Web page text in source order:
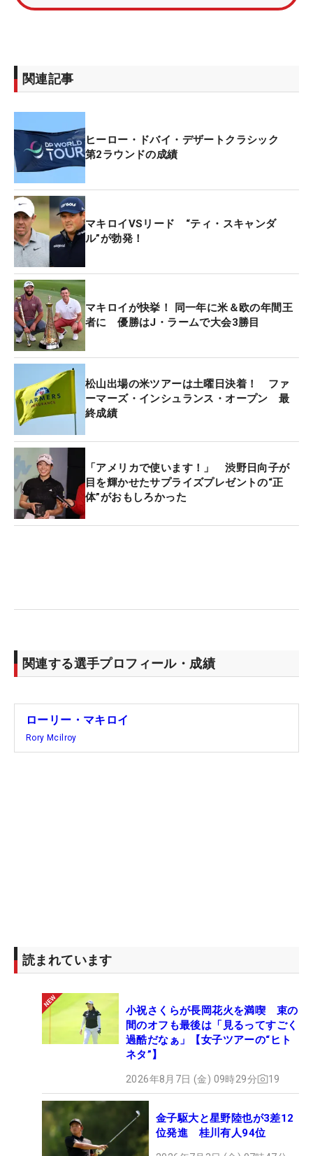
るはずだった現地時間の29日（日曜日）に第3ラウ
予選ラウンドを終えて、トータル10アンダーでトッ
プに並んだのは、リチャード・ブランド（イングラ
ケル・トルビョンセン（米国）の3人。1打差のトー
タル9アンダーでアドリ・アルナウス（スペイ
ン）、コナー・サイム（スコットランド）、マルク
ス・カインハルト（スウェーデン）が続く。今年初
戦を迎えたローリー・マキロイ（北アイルランド）
は、パトリック・リード（米国）らと並んでトップ
と2打差のトータル8アンダー・7位タイの好位置で
決勝ラウンドに進む。
日本勢で唯一出場していた川村昌弘はカットライン
に1打届かず、トータル1アンダーで予選落ちを喫し
た。
関連記事
ヒーロー・ドバイ・デザートクラシック
第2ラウンドの成績
マキロイVSリード “ティ・スキャンダ
ル”が勃発！
マキロイが快挙！ 同一年に米＆欧の年間王
者に 優勝はJ・ラームで大会3勝目
松山出場の米ツアーは土曜日決着！ ファ
ーマーズ・インシュランス・オープン 最
終成績
「アメリカで使います！」 渋野日向子が
目を輝かせたサプライズプレゼントの“正
体”がおもしろかった
関連する選手プロフィール・成績
ローリー・マキロイ
Rory Mcilroy
読まれています
小祝さくらが長岡花火を満喫 束の
間のオフも最後は「見るってすごく
過酷だなぁ」【女子ツアーの“ヒト
ネタ”】
2026年8月7日 (金) 09時29分 19
金子駆大と星野陸也が3差12
位発進 桂川有人94位